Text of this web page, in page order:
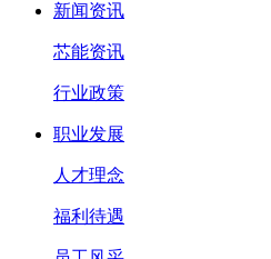
新闻资讯
芯能资讯
行业政策
职业发展
人才理念
福利待遇